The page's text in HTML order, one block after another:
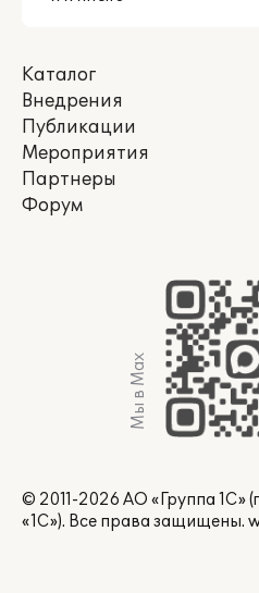
Каталог
Внедрения
Публикации
Мероприятия
Партнеры
Форум
Мы в Max
© 2011-2026 АО «Группа
«1С»). Все права защищены.